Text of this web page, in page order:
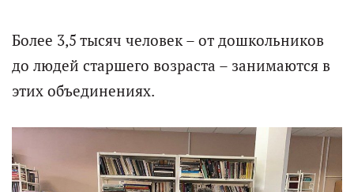
Более 3,5 тысяч человек – от дошкольников
до людей старшего возраста – занимаются в
этих объединениях.